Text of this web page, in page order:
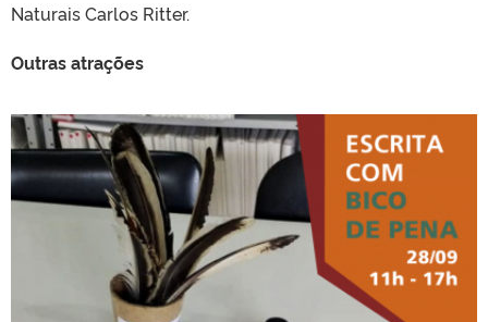
Naturais Carlos Ritter.
Outras atrações